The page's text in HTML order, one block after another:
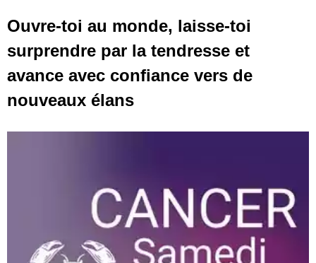
Ouvre-toi au monde, laisse-toi
surprendre par la tendresse et
avance avec confiance vers de
nouveaux élans